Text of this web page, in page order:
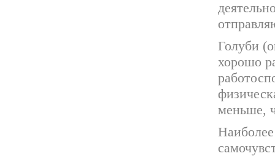
Голуби
хорошо
меньше,